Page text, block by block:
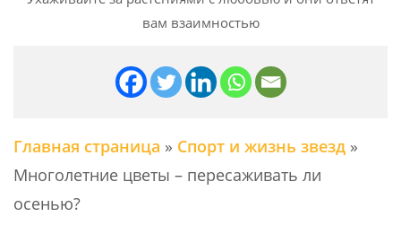
вам взаимностью
Главная страница » Спорт и жизнь звезд »
Многолетние цветы – пересаживать ли
осенью?